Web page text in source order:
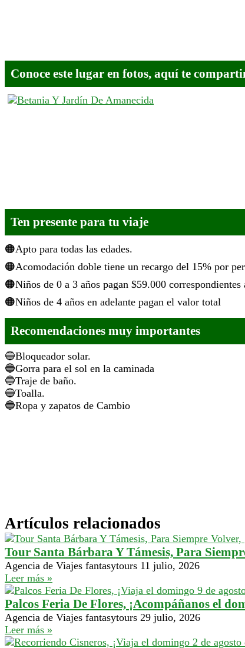
Conoce este lugar en fotos, aquí te
Ten presente para tu viaje
Apto para todas las edades.
Acomodación doble tiene un recargo del 15% por
Niños de 0 a 3 años pagan $59.000 correspondientes
Niños de 4 años en adelante pagan el valor total
Recomendaciones muy importantes
Bloqueador solar.
Gorra para el sol en la caminada
Traje de baño.
Toalla.
Ropa y zapatos de Cambio
Artículos relacionados
Tour Santa Bárbara Y Támesis, Para
Agencia de Viajes fantasytours 11 julio, 2026
Leer más »
Palcos Feria De Flores, ¡Acompáñanos el
Agencia de Viajes fantasytours 29 julio, 2026
Leer más »